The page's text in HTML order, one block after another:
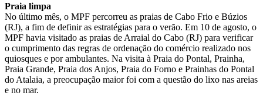
Praia limpa
No último mês, o MPF percorreu as praias de Cabo Frio e Búzios
(RJ), a fim de definir as estratégias para o verão. Em 10 de agosto, o
MPF havia visitado as praias de Arraial do Cabo (RJ) para verificar
o cumprimento das regras de ordenação do comércio realizado nos
quiosques e por ambulantes. Na visita à Praia do Pontal, Prainha,
Praia Grande, Praia dos Anjos, Praia do Forno e Prainhas do Pontal
do Atalaia, a preocupação maior foi com a questão do lixo nas areias
e no mar.